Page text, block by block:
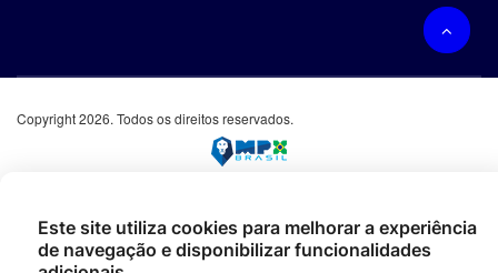
Copyright 2026. Todos os direitos reservados.
Este site utiliza cookies para melhorar a experiência
de navegação e disponibilizar funcionalidades